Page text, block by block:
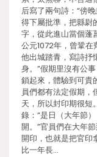
后寫了兩句詩：“傍
得下屬批準，把縣尉
字，從此進山當個蓬
公元1072年，曾鞏在
他出城踏青，寫詩抒
身。”假期里沒有公
鎖起來，體驗到可貴
員們都有法定假期
天，所以封印期很短
錄：“是日（大年節
開。”官員們在大年
開印，也就是把官印
比一年長…